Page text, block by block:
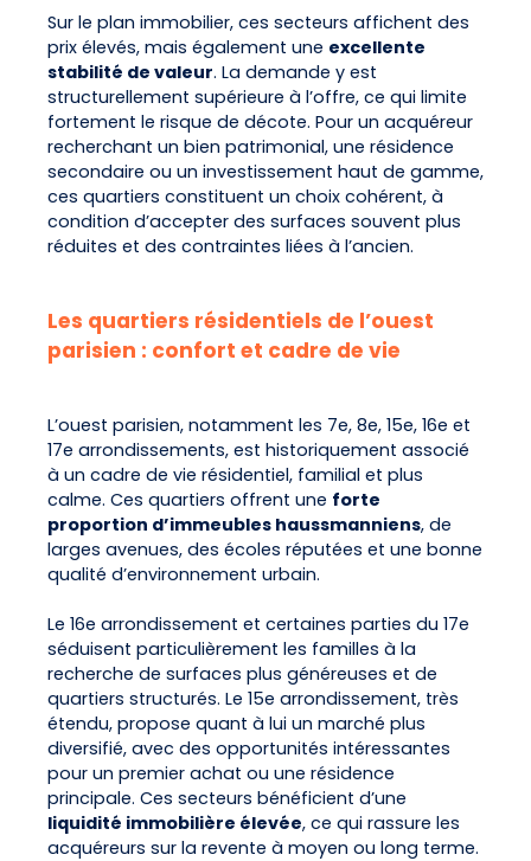
environnement calme, à deux pas des
commerces, restaurants, transports et lieux de vie
du secteur. Sa localisation constitue un véritable
atout, que ce soit pour une résidence principale,
un pied-à-terre parisien ou un investissement
locatif. Vous serez séduit par son emplacement,
son calme, son agencement intelligent, ainsi que
par le très bon état général de l’immeuble. Un bien
rare dans le quartier, offrant un beau potentiel, à
visiter rapidement.
Sur le plan immobilier, ces secteurs affichent des
prix élevés, mais également une excellente
stabilité de valeur. La demande y est
structurellement supérieure à l’offre, ce qui limite
fortement le risque de décote. Pour un acquéreur
recherchant un bien patrimonial, une résidence
secondaire ou un investissement haut de gamme,
ces quartiers constituent un choix cohérent, à
condition d’accepter des surfaces souvent plus
réduites et des contraintes liées à l’ancien.
Les quartiers résidentiels de l’ouest
parisien : confort et cadre de vie
L’ouest parisien, notamment les 7e, 8e, 15e, 16e et
17e arrondissements, est historiquement associé
à un cadre de vie résidentiel, familial et plus
calme. Ces quartiers offrent une forte
proportion d’immeubles haussmanniens, de
larges avenues, des écoles réputées et une bonne
qualité d’environnement urbain.
Le 16e arrondissement et certaines parties du 17e
séduisent particulièrement les familles à la
recherche de surfaces plus généreuses et de
quartiers structurés. Le 15e arrondissement, très
étendu, propose quant à lui un marché plus
diversifié, avec des opportunités intéressantes
pour un premier achat ou une résidence
principale. Ces secteurs bénéficient d’une
liquidité immobilière élevée, ce qui rassure les
acquéreurs sur la revente à moyen ou long terme.